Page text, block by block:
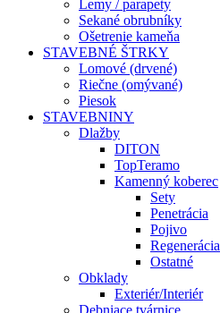
Lemy / parapety
Sekané obrubníky
Ošetrenie kameňa
STAVEBNÉ ŠTRKY
Lomové (drvené)
Riečne (omývané)
Piesok
STAVEBNINY
Dlažby
DITON
TopTeramo
Kamenný koberec
Sety
Penetrácia
Pojivo
Regenerácia
Ostatné
Obklady
Exteriér/Interiér
Debniace tvárnice